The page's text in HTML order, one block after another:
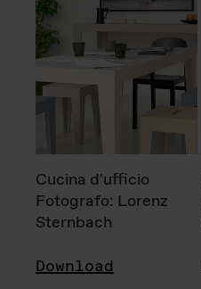
Cucina d'ufficio
Fotografo: Lorenz
Sternbach
Download